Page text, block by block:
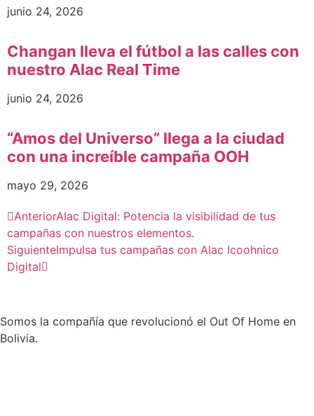
junio 24, 2026
Changan lleva el fútbol a las calles con
nuestro Alac Real Time
junio 24, 2026
“Amos del Universo” llega a la ciudad
con una increíble campaña OOH
mayo 29, 2026
AnteriorAlac Digital: Potencia la visibilidad de tus
campañas con nuestros elementos.
SiguienteImpulsa tus campañas con Alac Icoohnico
Digital
Somos la compañía que revolucionó el Out Of Home en
Bolivia.